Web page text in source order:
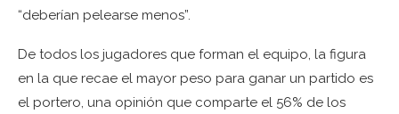
“deberían pelearse menos”.
De todos los jugadores que forman el equipo, la figura
en la que recae el mayor peso para ganar un partido es
el portero, una opinión que comparte el 56% de los